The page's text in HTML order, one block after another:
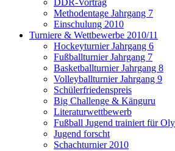
DDR-Vortrag
Methodentage Jahrgang 7
Einschulung 2010
Turniere & Wettbewerbe 2010/11
Hockeyturnier Jahrgang 6
Fußballturnier Jahrgang 7
Basketballturnier Jahrgang 8
Volleyballturnier Jahrgang 9
Schülerfriedenspreis
Big Challenge & Känguru
Literaturwettbewerb
Fußball Jugend trainiert für
Jugend forscht
Schachturnier 2010